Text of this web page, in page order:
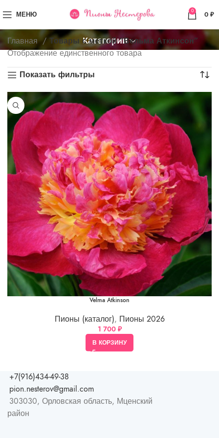
МЕНЮ 0 0 ₽
Категории
Главная
Товары с меткой “Вельма Аткинсон”
Отображение единственного товара
Показать фильтры
Velma Atkinson
Пионы (каталог), Пионы 2026
1 700 ₽
В КОРЗИНУ
+7(916)434-49-38
pion.nesterov@gmail.com
303030, Орловская область, Мценский
район